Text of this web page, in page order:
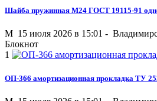
Шайба пружинная М24 ГОСТ 19115-91
M 15 июля 2026 в 15:01 -
Блокнот
1
ОП-366 амортизационная прокладка ТУ